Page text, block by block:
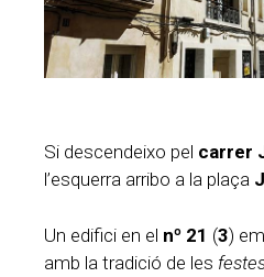
Si descendeixo pel carrer
l’esquerra arribo a la plaça
Un edifici en el nº 21 (3)
amb la tradició de les